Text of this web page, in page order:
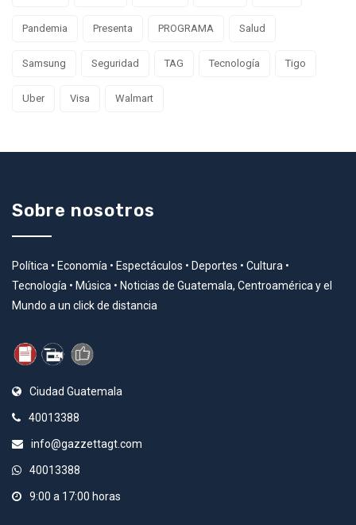
Pandemia Presenta PROGRAMA Salud
Samsung Seguridad TAG Tecnología Tigo
Uber Visa Walmart
Sobre nosotros
Política • Economía • Espectáculos • Deportes • Cultura •
Tecnología • Música • Noticias de Guatemala, Centroamérica y el
Mundo a un click de distancia
Ciudad Guatemala
40013388
info@gazzettagt.com
40013388
9:00 a 17:00 horas